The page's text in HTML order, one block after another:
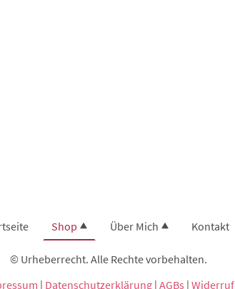
Shop Über Mich Kontakt
© Urheberrecht. Alle Rechte vorbehalten.
| Datenschutzerklärung| AGBs | Widerruf